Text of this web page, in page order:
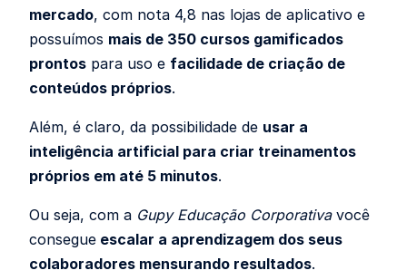
mercado, com nota 4,8 nas lojas de aplicativo e
possuímos mais de 350 cursos gamificados
prontos para uso e facilidade de criação de
conteúdos próprios.
Além, é claro, da possibilidade de usar a
inteligência artificial para criar treinamentos
próprios em até 5 minutos.
Ou seja, com a Gupy Educação Corporativavocê
consegue escalar a aprendizagem dos seus
colaboradores mensurando resultados.